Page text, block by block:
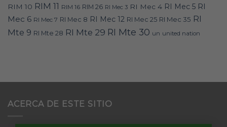
RIM 10 RIM 11 RIM 16 RIM 26 RI Mec 3 RI Mec 4 RI Mec 5 RI
Mec 6 RI Mec 7 RI Mec 8 RI Mec 12 RI Mec 25 RI Mec 35 RI
Mte 9 RI Mte 28 RI Mte 29 RI Mte 30 un united nation
ACERCA DE ESTE SITIO